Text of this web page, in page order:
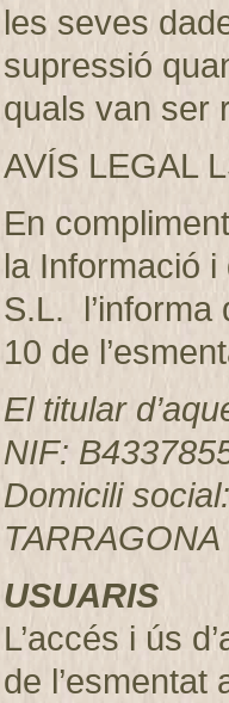
les seves
supressió
quals van ser
AVÍS LEGAL
En
la Informació
S.L. l’informa
10 de
El titular
NIF:
Domicili
TARRAGONA
USUARIS
L’accés i ús
de